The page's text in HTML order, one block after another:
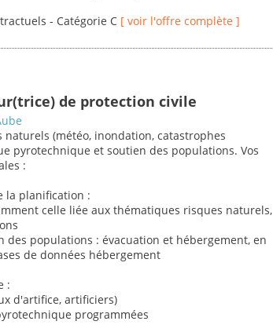
- Catégorie C [ voir l'offre complète ]
de protection civile
naturels (météo, inondation, catastrophes
pyrotechnique et soutien des populations. Vos
:
la planification :
celle liée aux thématiques risques naturels,
populations : évacuation et hébergement, en
de données hébergement
:
d'artifice, artificiers)
programmées